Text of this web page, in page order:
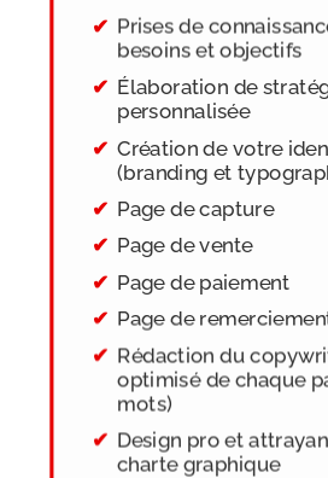
Prises de
besoins et objectifs
Élaboration de
personnalisée
Création de votre
(branding et
Page de capture
Page de vente
Page de paiement
Page de
Rédaction du
optimisé de chaque
mots)
Design pro et
charte graphique